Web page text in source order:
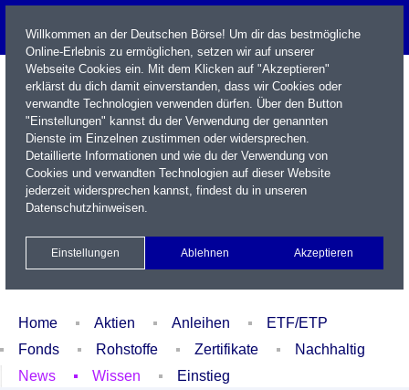
Name / WKN / ISIN / Kürzel
Xetra Realtime
Watchlist Portfolio Login
Home Aktien Anleihen
ETF/ETP
Fonds
Rohstoffe Zertifikate
Nachhaltig
News
Wissen Einstieg
Willkommen an der Deutschen Börse! Um dir das bestmögliche
Online-Erlebnis zu ermöglichen, setzen wir auf unserer
Webseite Cookies ein. Mit dem Klicken auf "Akzeptieren"
erklärst du dich damit einverstanden, dass wir Cookies oder
verwandte Technologien verwenden dürfen. Über den Button
"Einstellungen" kannst du der Verwendung der genannten
Dienste im Einzelnen zustimmen oder widersprechen.
Detaillierte Informationen und wie du der Verwendung von
Cookies und verwandten Technologien auf dieser Website
jederzeit widersprechen kannst, findest du in unseren
Datenschutzhinweisen.
Einstellungen Ablehnen Akzeptieren